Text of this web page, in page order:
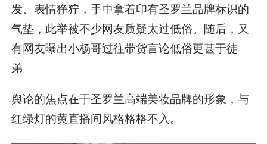
发、表情狰狞，手中拿着印有圣罗兰品牌标识的
气垫，此举被不少网友质疑太过低俗。随后，又
有网友曝出小杨哥过往带货言论低俗更甚于徒
弟。
舆论的焦点在于圣罗兰高端美妆品牌的形象，与
红绿灯的黄直播间风格格格不入。